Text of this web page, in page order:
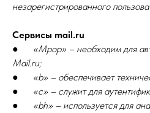
незарегистрированного
Сервисы mail.ru
● «Mpop» – необходим для
Mail.ru;
● «b» – обеспечивает
● «c» – служит для
● «bh» – используется для